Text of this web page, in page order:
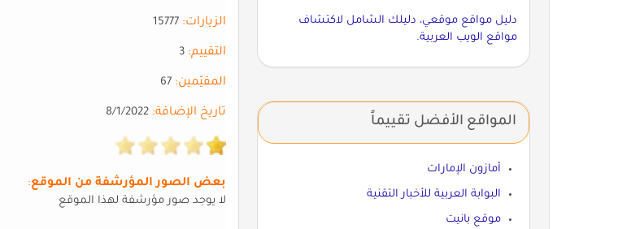
الزيارات:
التقييم:
المقيّمين:
تاريخ الإضافة:
بعض الصور المؤرشفة من الموقع:
لا يوجد صور مؤرشفة لهذا الموقع
دليل مواقع موقعي، دليلك الشامل لاكتشاف
مواقع الويب العربية.
المواقع الأفضل تقييماً
أمازون الإمارات
البوابة العربية للأخبار التقنية
موقع بانيت